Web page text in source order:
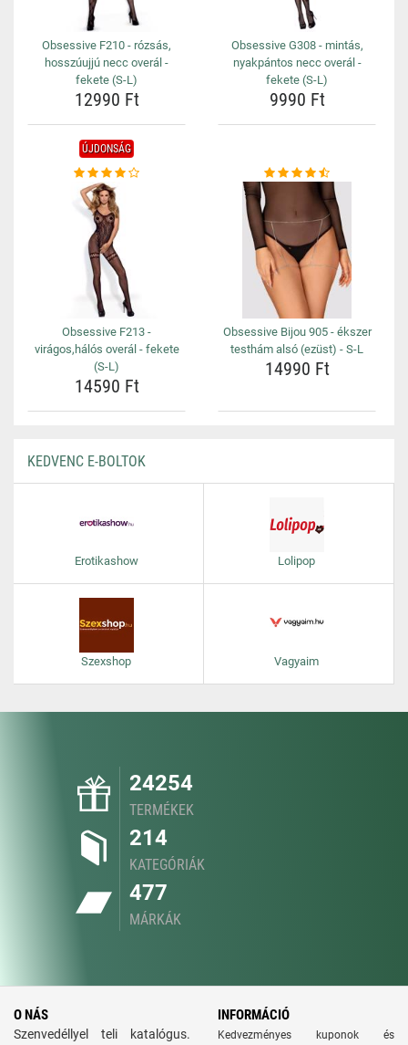
Obsessive F210 - rózsás,
hosszúujjú necc overál -
fekete (S-L)
12990 Ft
Obsessive G308 - mintás,
nyakpántos necc overál -
fekete (S-L)
9990 Ft
ÚJDONSÁG
Obsessive F213 -
virágos,hálós overál - fekete
(S-L)
14590 Ft
Obsessive Bijou 905 - ékszer
testhám alsó (ezüst) - S-L
14990 Ft
KEDVENC E-BOLTOK
Erotikashow Lolipop
Szexshop Vagyaim
24254
TERMÉKEK
214
KATEGÓRIÁK
477
MÁRKÁK
O NÁS
Szenvedéllyel teli katalógus.
INFORMÁCIÓ
Kedvezményes kuponok és